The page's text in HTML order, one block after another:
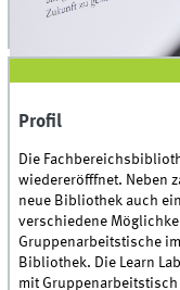
Profil
Die
wiedereröfffnet. Neben
neue Bibliothek auch
verschiedene
Gruppenarbeitstische im
Bibliothek. Die Learn
mit